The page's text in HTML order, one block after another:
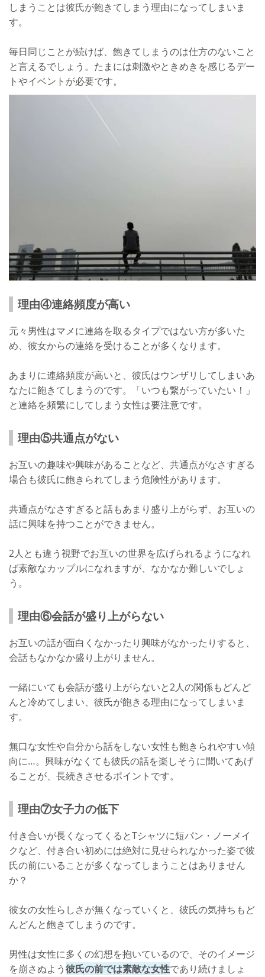
しまうことは彼氏が飽きてしまう理由になってしまいま
す。
毎日同じことが続けば、飽きてしまうのは仕方のないこと
と言えるでしょう。たまには刺激やときめきを感じるデー
トやイベントが必要です。
理由④連絡頻度が高い
元々男性はマメに連絡を取るタイプではない方が多いた
め、彼女からの連絡を受けることが多くなります。
あまりに連絡頻度が高いと、彼氏はウンザリしてしまいあ
なたに飽きてしまうのです。「いつも繋がっていたい！」
と連絡を頻繁にしてしまう女性は要注意です。
理由⑤共通点がない
お互いの趣味や興味があることなど、共通点がなさすぎる
場合も彼氏に飽きられてしまう危険性があります。
共通点がなさすぎると話もあまり盛り上がらず、お互いの
話に興味を持つことができません。
2人とも違う視野でお互いの世界を広げられるようになれ
ば素敵なカップルになれますが、なかなか難しいでしょ
う。
理由⑥会話が盛り上がらない
お互いの話が面白くなかったり興味がなかったりすると、
会話もなかなか盛り上がりません。
一緒にいても会話が盛り上がらないと2人の関係もどんど
んと冷めてしまい、彼氏が飽きる理由になってしまいま
す。
無口な女性や自分から話をしない女性も飽きられやすい傾
向に…。興味がなくても彼氏の話を楽しそうに聞いてあげ
ることが、長続きさせるポイントです。
理由⑦女子力の低下
付き合いが長くなってくるとTシャツに短パン・ノーメイ
クなど、付き合い初めには絶対に見せられなかった姿で彼
氏の前にいることが多くなってしまうことはありません
か？
彼女の女性らしさが無くなっていくと、彼氏の気持ちもど
んどんと飽きてしまうのです。
男性は女性に多くの幻想を抱いているので、そのイメージ
を崩さぬよう彼氏の前では素敵な女性であり続けましょ